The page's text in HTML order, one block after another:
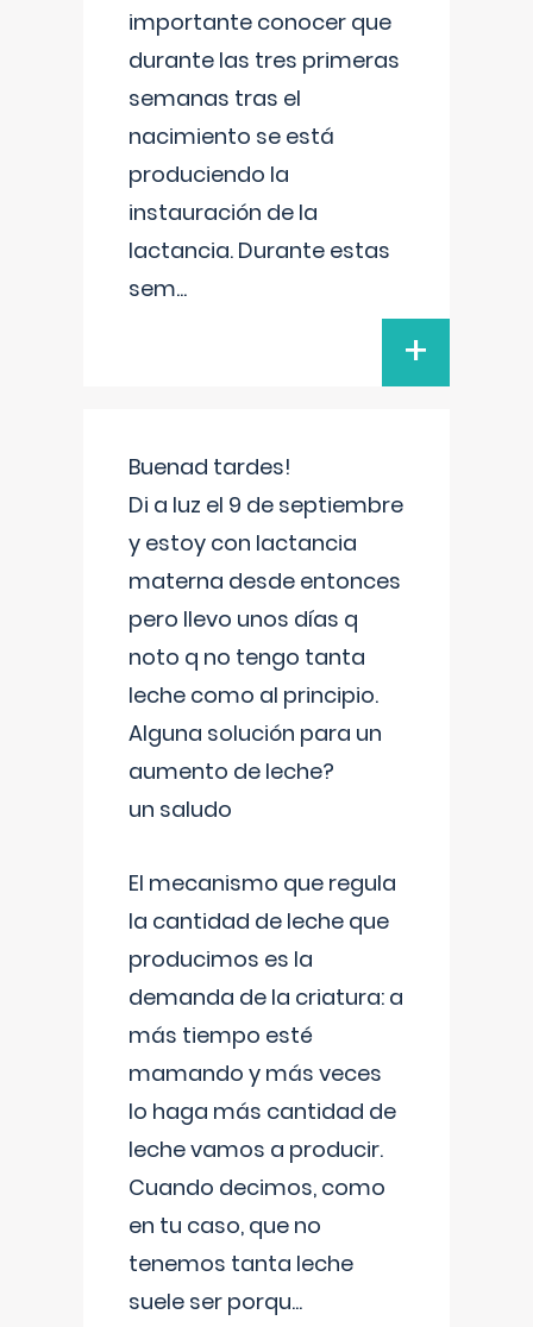
importante conocer que
durante las tres primeras
semanas tras el
nacimiento se está
produciendo la
instauración de la
lactancia. Durante estas
sem...
+
Buenad tardes!
Di a luz el 9 de septiembre
y estoy con lactancia
materna desde entonces
pero llevo unos días q
noto q no tengo tanta
leche como al principio.
Alguna solución para un
aumento de leche?
un saludo
El mecanismo que regula
la cantidad de leche que
producimos es la
demanda de la criatura: a
más tiempo esté
mamando y más veces
lo haga más cantidad de
leche vamos a producir.
Cuando decimos, como
en tu caso, que no
tenemos tanta leche
suele ser porqu...